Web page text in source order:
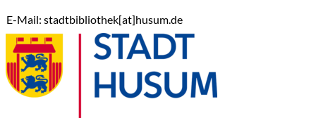
E-Mail: stadtbibliothek[at]husum.de